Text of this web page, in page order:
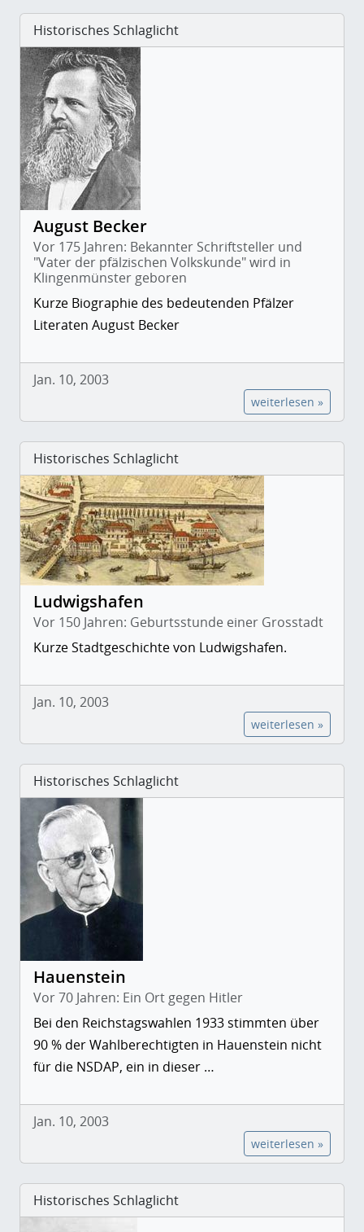
Historisches Schlaglicht
August Becker
Vor 175 Jahren: Bekannter Schriftsteller und
"Vater der pfälzischen Volkskunde" wird in
Klingenmünster geboren
Kurze Biographie des bedeutenden Pfälzer
Literaten August Becker
Jan. 10, 2003
weiterlesen »
Historisches Schlaglicht
Ludwigshafen
Vor 150 Jahren: Geburtsstunde einer Grosstadt
Kurze Stadtgeschichte von Ludwigshafen.
Jan. 10, 2003
weiterlesen »
Historisches Schlaglicht
Hauenstein
Vor 70 Jahren: Ein Ort gegen Hitler
Bei den Reichstagswahlen 1933 stimmten über
90 % der Wahlberechtigten in Hauenstein nicht
für die NSDAP, ein in dieser …
Jan. 10, 2003
weiterlesen »
Historisches Schlaglicht